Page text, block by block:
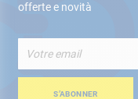
offerte e novità
alla
nostra
Newsletter:S’ABONNER